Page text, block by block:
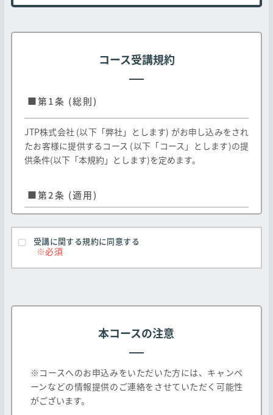
コース受講規約
■第1条 (総則)
JTP株式会社 (以下「弊社」とします) がお申し込みをされ
たお客様に提供するコース (以下「コース」とします)の提
供条件(以下「本規約」とします)を定めます。
■第2条 (適用)
弊社のお客様に対する弊社コースの提供はお客様
が本規約のすべての条項に同意することを条件と
します
載されるコース及び、弊社教育パンフレット等に
ンフレット等に掲載されたコースであっても、以
下各号に定めるコースの取り扱いについては以下
一社研修としてのみ提供されるコースは弊社と
お客様間で別途締結する契約に基づき提供され
受講に関する規約に同意する
本コースの注意
※コースへのお申込みをいただいた方には、キャンペ
ーンなどの情報提供のご連絡をさせていただく可能性
がございます。